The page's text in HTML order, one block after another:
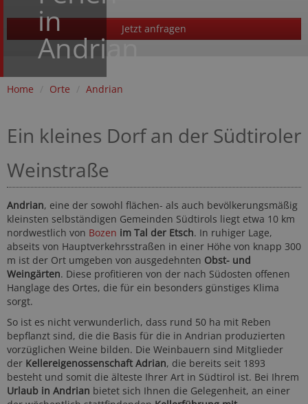
in
Andrian
Jetzt anfragen
Home / Orte / Andrian
Ein kleines Dorf an der Südtiroler
Weinstraße
Andrian, eine der sowohl flächen- als auch bevölkerungsmäßig
kleinsten selbständigen Gemeinden Südtirols liegt etwa 10 km
nordwestlich von Bozen im Tal der Etsch. In ruhiger Lage,
abseits von Hauptverkehrsstraßen in einer Höhe von knapp 300
m ist der Ort umgeben von ausgedehnten Obst- und
Weingärten. Diese profitieren von der nach Südosten offenen
Hanglage des Ortes, die für ein besonders günstiges Klima
sorgt.
So ist es nicht verwunderlich, dass rund 50 ha mit Reben
bepflanzt sind, die die Basis für die in Andrian produzierten
vorzüglichen Weine bilden. Die Weinbauern sind Mitglieder
der Kellereigenossenschaft Adrian, die bereits seit 1893
besteht und somit die älteste Ihrer Art in Südtirol ist. Bei Ihrem
Urlaub in Andrian bietet sich Ihnen die Gelegenheit, an einer